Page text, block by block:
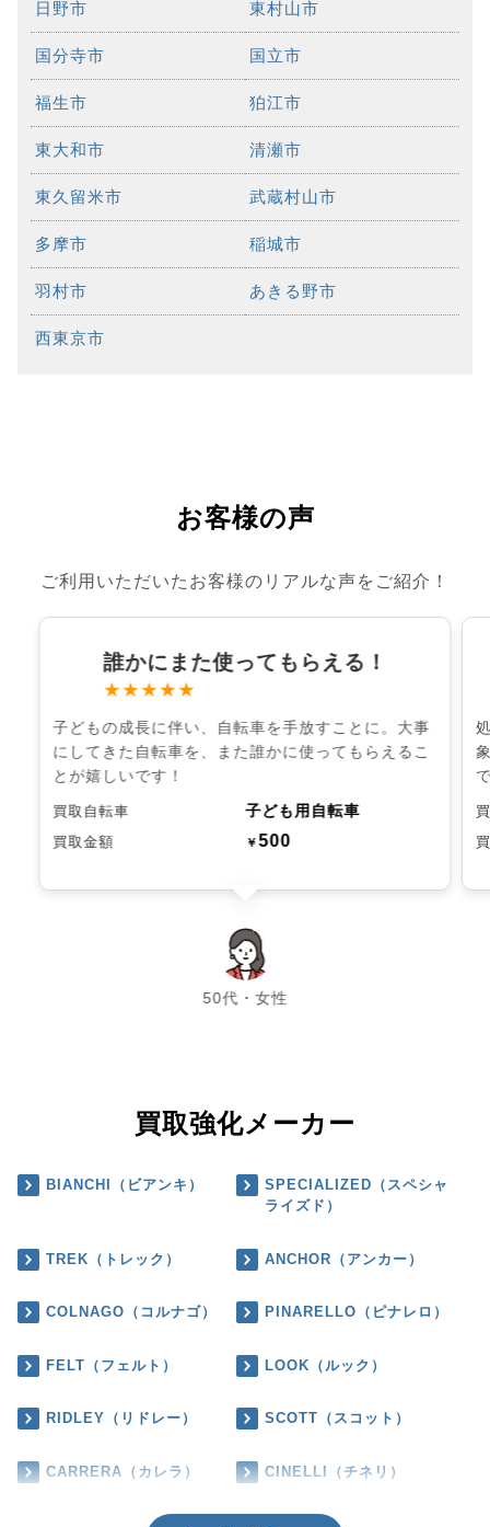
日野市 東村山市
国分寺市 国立市
福生市 狛江市
東大和市 清瀬市
東久留米市 武蔵村山市
多摩市 稲城市
羽村市 あきる野市
西東京市
お客様の声
ご利用いただいたお客様のリアルな声をご紹介！
誰かにまた使ってもらえる！
★★★★★
子どもの成長に伴い、自転車を手放すことに。大事
にしてきた自転車を、また誰かに使ってもらえるこ
とが嬉しいです！
買取自転車 子ども用自転車
買取金額 ￥500
50代・女性
chevron_left chevron_right
買取強化メーカー
BIANCHI（ビアンキ）
SPECIALIZED（スペシャ
ライズド）
TREK（トレック） ANCHOR（アンカー）
COLNAGO（コルナゴ） PINARELLO（ピナレロ）
FELT（フェルト） LOOK（ルック）
RIDLEY（リドレー） SCOTT（スコット）
CARRERA（カレラ） CINELLI（チネリ）